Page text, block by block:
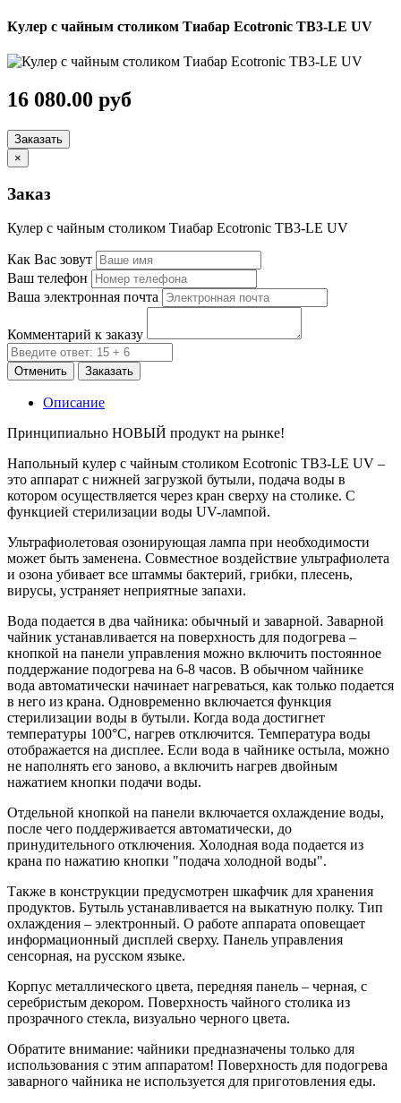
Кулер с чайным столиком Тиабар Ecotronic TB3-LE UV
16 080.00 руб
Заказать
×
Заказ
Кулер с чайным столиком Тиабар Ecotronic TB3-LE UV
Как Вас зовут
Ваш телефон
Ваша электронная почта
Комментарий к заказу
Отменить Заказать
Описание
Принципиально НОВЫЙ продукт на рынке!
Напольный кулер с чайным столиком Ecotronic TB3-LE UV –
это аппарат с нижней загрузкой бутыли, подача воды в
котором осуществляется через кран сверху на столике. С
функцией стерилизации воды UV-лампой.
Ультрафиолетовая озонирующая лампа при необходимости
может быть заменена. Совместное воздействие ультрафиолета
и озона убивает все штаммы бактерий, грибки, плесень,
вирусы, устраняет неприятные запахи.
Вода подается в два чайника: обычный и заварной. Заварной
чайник устанавливается на поверхность для подогрева –
кнопкой на панели управления можно включить постоянное
поддержание подогрева на 6-8 часов. В обычном чайнике
вода автоматически начинает нагреваться, как только подается
в него из крана. Одновременно включается функция
стерилизации воды в бутыли. Когда вода достигнет
температуры 100°С, нагрев отключится. Температура воды
отображается на дисплее. Если вода в чайнике остыла, можно
не наполнять его заново, а включить нагрев двойным
нажатием кнопки подачи воды.
Отдельной кнопкой на панели включается охлаждение воды,
после чего поддерживается автоматически, до
принудительного отключения. Холодная вода подается из
крана по нажатию кнопки "подача холодной воды".
Также в конструкции предусмотрен шкафчик для хранения
продуктов. Бутыль устанавливается на выкатную полку. Тип
охлаждения – электронный. О работе аппарата оповещает
информационный дисплей сверху. Панель управления
сенсорная, на русском языке.
Корпус металлического цвета, передняя панель – черная, с
серебристым декором. Поверхность чайного столика из
прозрачного стекла, визуально черного цвета.
Обратите внимание: чайники предназначены только для
использования с этим аппаратом! Поверхность для подогрева
заварного чайника не используется для приготовления еды.